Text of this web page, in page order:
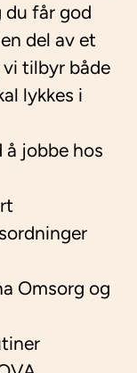
får god
del av et
vi tilbyr både
lykkes i
å jobbe hos
Omsorg og